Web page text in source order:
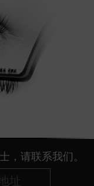
，请联系我们。